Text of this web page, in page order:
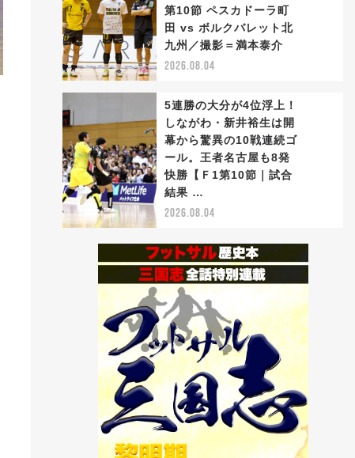
第10節 ペスカドーラ町
田 vs ボルクバレット北
九州／撮影＝満本泰介
2026.08.04
5連勝の大分が4位浮上！
しながわ・新井裕生は開
幕から驚異の10戦連続ゴ
ール。王者名古屋も8発
快勝【Ｆ1第10節｜試合
結果 …
2026.08.04